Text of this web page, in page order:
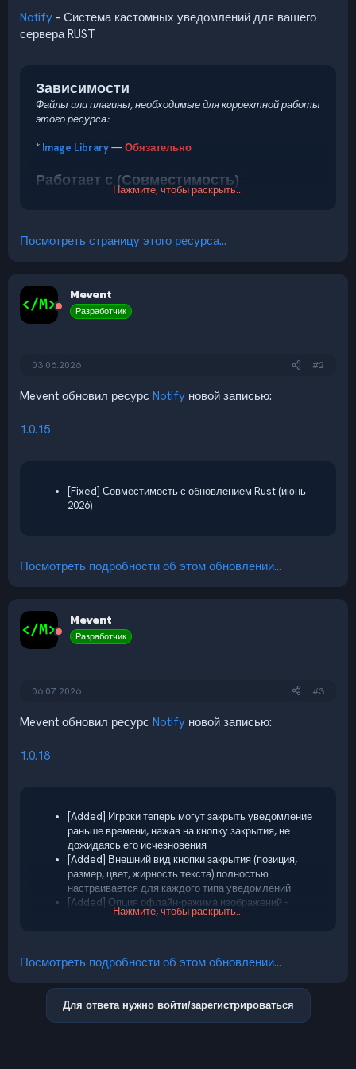
Notify - Система кастомных уведомлений для вашего
сервера RUST
Зависимости
Файлы или плагины, необходимые для корректной работы
этого ресурса:
* Image Library—Обязательно
Работает с (Совместимость)
Совместимые дополнения или инструменты, которые
* Daily Rewards —Опционально
Нажмите, чтобы раскрыть...
Посмотреть страницу этого ресурса...
Mevent
Разработчик
03.06.2026 #2
Mevent обновил ресурс Notify новой записью:
1.0.15
[Fixed] Совместимость с обновлением Rust (июнь
2026)
Посмотреть подробности об этом обновлении...
Mevent
Разработчик
06.07.2026 #3
Mevent обновил ресурс Notify новой записью:
1.0.18
[Added] Игроки теперь могут закрыть уведомление
раньше времени, нажав на кнопку закрытия, не
дожидаясь его исчезновения
[Added] Внешний вид кнопки закрытия (позиция,
размер, цвет, жирность текста) полностью
настраивается для каждого типа уведомлений
[Added] Опция офлайн-режима изображений -
позволяет хранить картинки уведомлений локально
надёжнее загружаются на серверах Carbon
Нажмите, чтобы раскрыть...
Посмотреть подробности об этом обновлении...
Для ответа нужно войти/зарегистрироваться